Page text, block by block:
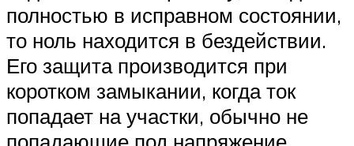
полностью в исправном состоянии,
то ноль находится в бездействии.
Его защита производится при
коротком замыкании, когда ток
попадает на участки, обычно не